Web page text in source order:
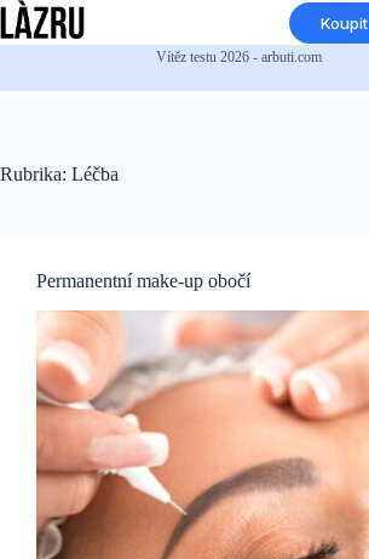
Přeskočit
na
Koupit
Vítěz testu 2026 - arbuti.com
Rubrika: Léčba
Permanentní make-up obočí